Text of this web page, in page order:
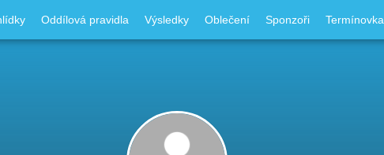
Oddílová pravidla Výsledky Oblečení Sponzoři Termínovka